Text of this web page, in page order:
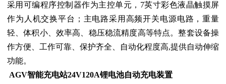
采用可编程序控制器作为主控单元，7英寸彩色液晶触摸屏
作为人机交换平台；主电路采用高频开关电源电路，重量
轻、体积小、效率高、稳压稳流精度高等特点。整套设备操
作方便、工作可靠、保护齐全、自动化程度高,提供自动伸缩
功能。
AGV智能充电站24V120A锂电池自动充电装置